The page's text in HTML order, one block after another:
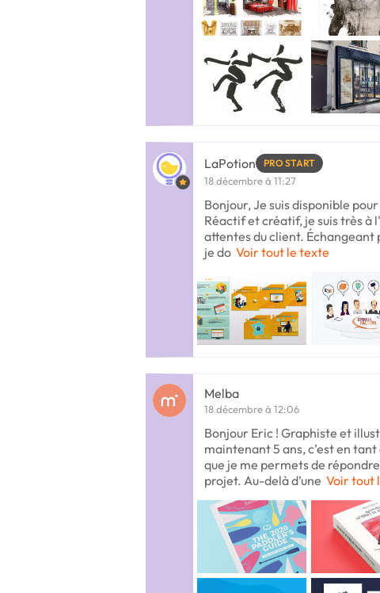
LaPotion PRO START
18 décembre à 11:27
Bonjour, Je suis disponible
Réactif et créatif, je suis très à
attentes du client.
je do Voir tout le texte
Melba
18 décembre à 12:06
Bonjour Eric ! Graphiste et
maintenant 5 ans, c’est en
que je me permets de
projet. Au-delà d’une Voir tout